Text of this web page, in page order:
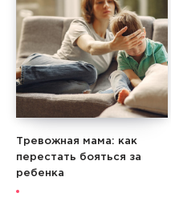
Тревожная мама: как
перестать бояться за
ребенка